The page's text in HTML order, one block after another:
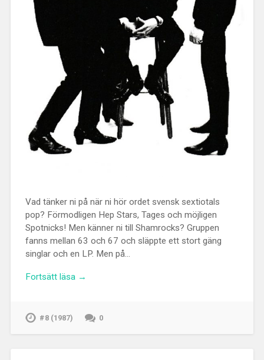
Vad tänker ni på när ni hör ordet svensk sextiotals
pop? Förmodligen Hep Stars, Tages och möjligen
Spotnicks! Men känner ni till Shamrocks? Gruppen
fanns mellan 63 och 67 och släppte ett stort gäng
singlar och en LP. Men på…
Fortsätt läsa →
#8 (1987) 0